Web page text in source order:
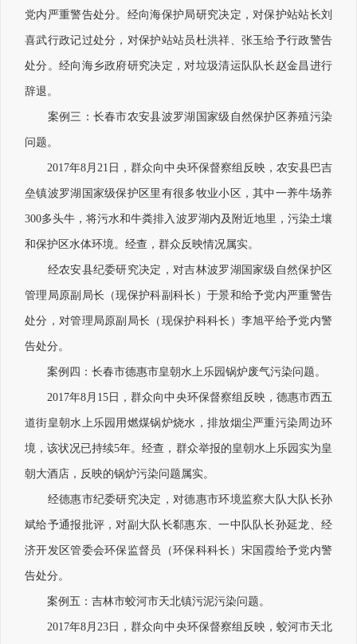
党内严重警告处分。经向海保护局研究决定，对保护站站长刘
喜武行政记过处分，对保护站站员杜洪祥、张玉给予行政警告
处分。经向海乡政府研究决定，对垃圾清运队队长赵金昌进行
辞退。
案例三：长春市农安县波罗湖国家级自然保护区养殖污染
问题。
2017年8月21日，群众向中央环保督察组反映，农安县巴吉
垒镇波罗湖国家级保护区里有很多牧业小区，其中一养牛场养
300多头牛，将污水和牛粪排入波罗湖内及附近地里，污染土壤
和保护区水体环境。经查，群众反映情况属实。
经农安县纪委研究决定，对吉林波罗湖国家级自然保护区
管理局原副局长（现保护科副科长）于景和给予党内严重警告
处分，对管理局原副局长（现保护科科长）李旭平给予党内警
告处分。
案例四：长春市德惠市皇朝水上乐园锅炉废气污染问题。
2017年8月15日，群众向中央环保督察组反映，德惠市西五
道街皇朝水上乐园用燃煤锅炉烧水，排放烟尘严重污染周边环
境，该状况已持续5年。经查，群众举报的皇朝水上乐园实为皇
朝大酒店，反映的锅炉污染问题属实。
经德惠市纪委研究决定，对德惠市环境监察大队大队长孙
斌给予通报批评，对副大队长郗惠东、一中队队长孙延龙、经
济开发区管委会环保监督员（环保科科长）宋国霞给予党内警
告处分。
案例五：吉林市蛟河市天北镇污泥污染问题。
2017年8月23日，群众向中央环保督察组反映，蛟河市天北